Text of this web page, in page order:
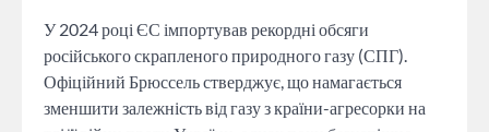
У 2024 році ЄС імпортував рекордні обсяги
російського скрапленого природного газу (СПГ).
Офіційний Брюссель стверджує, що намагається
зменшити залежність від газу з країни-агресорки на